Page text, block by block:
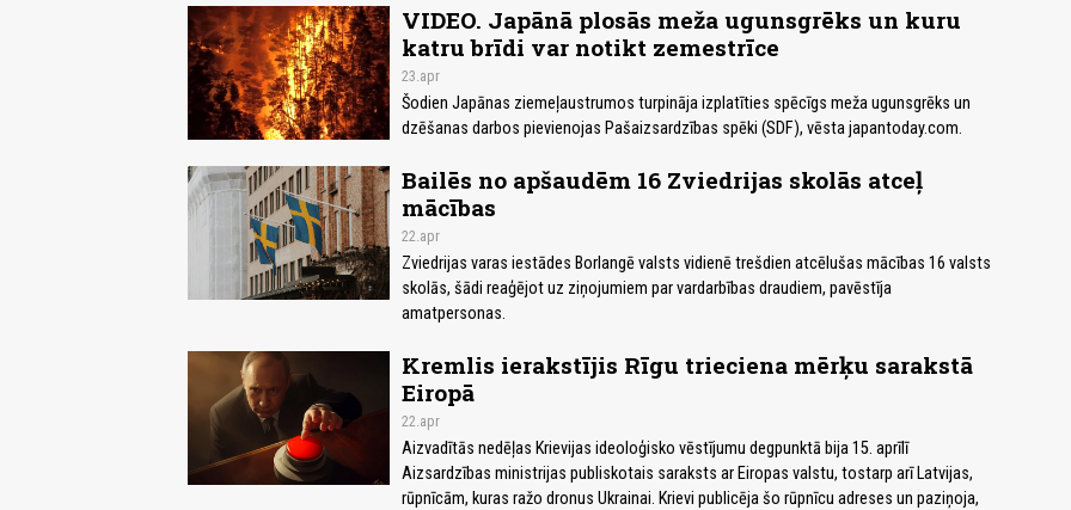
VIDEO. Japānā plosās meža ugunsgrēks un kuru
katru brīdi var notikt zemestrīce
23.apr
Šodien Japānas ziemeļaustrumos turpināja izplatīties spēcīgs meža ugunsgrēks un
dzēšanas darbos pievienojas Pašaizsardzības spēki (SDF), vēsta japantoday.com.
Bailēs no apšaudēm 16 Zviedrijas skolās atceļ
mācības
22.apr
Zviedrijas varas iestādes Borlangē valsts vidienē trešdien atcēlušas mācības 16 valsts
skolās, šādi reaģējot uz ziņojumiem par vardarbības draudiem, pavēstīja
amatpersonas.
Kremlis ierakstījis Rīgu trieciena mērķu sarakstā
Eiropā
22.apr
Aizvadītās nedēļas Krievijas ideoloģisko vēstījumu degpunktā bija 15. aprīlī
Aizsardzības ministrijas publiskotais saraksts ar Eiropas valstu, tostarp arī Latvijas,
rūpnīcām, kuras ražo dronus Ukrainai. Krievi publicēja šo rūpnīcu adreses un paziņoja,